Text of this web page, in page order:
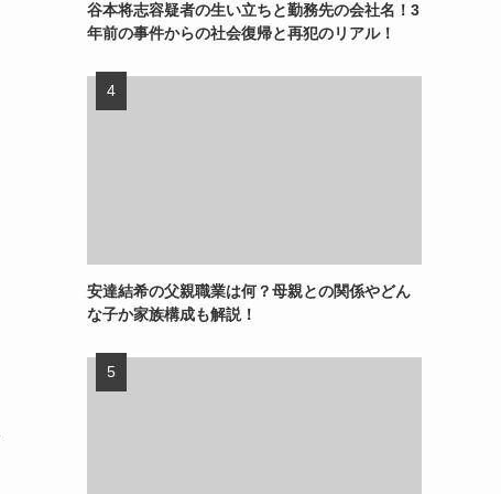
谷本将志容疑者の生い立ちと勤務先の会社名！3
年前の事件からの社会復帰と再犯のリアル！
安達結希の父親職業は何？母親との関係やどん
な子か家族構成も解説！